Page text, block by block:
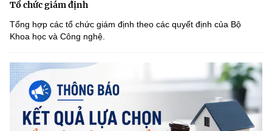
Tổ chức giám định
Tổng hợp các tổ chức giám định theo các quyết định của Bộ
Khoa học và Công nghệ.